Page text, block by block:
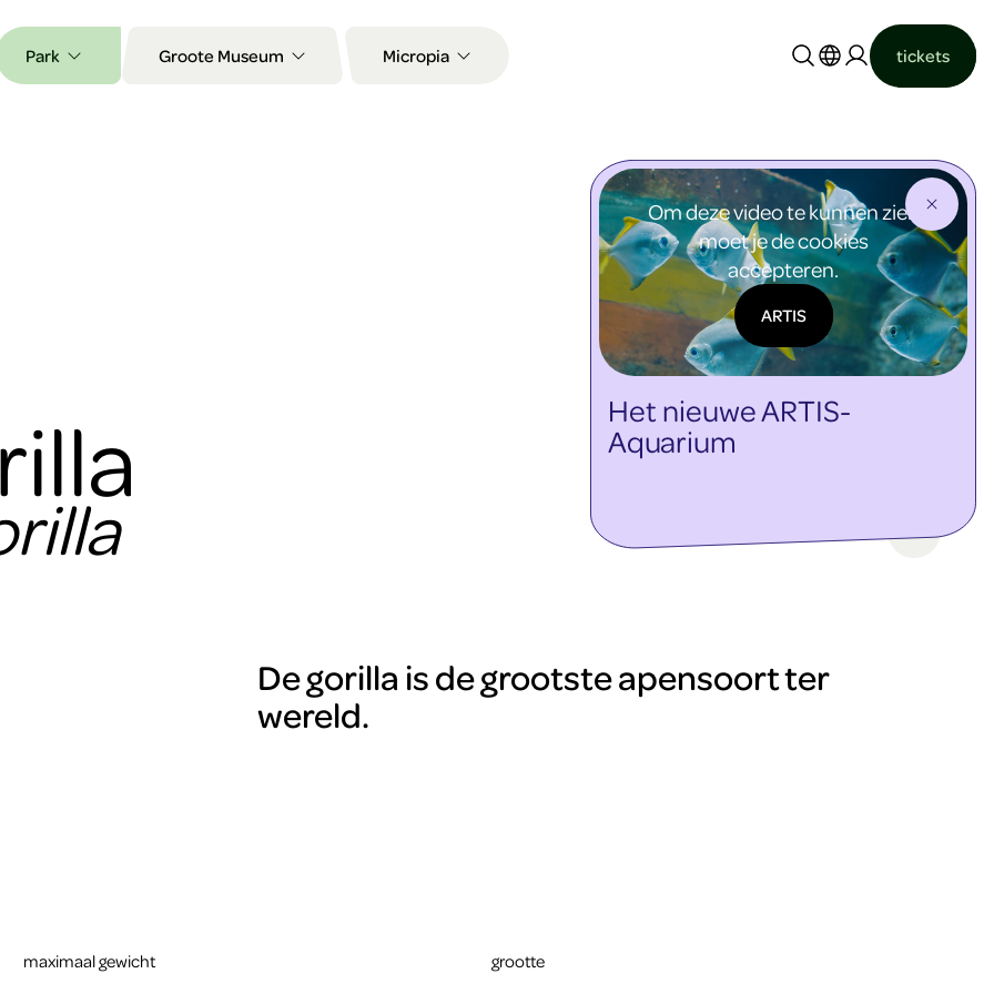
Park Groote Museum Micropia
tickets
De gorilla is de grootste apensoort ter
wereld.
maximaal gewicht grootte
Om deze video te kunnen zien
moet je de cookies
accepteren.
ARTIS
Het nieuwe ARTIS-
Aquarium